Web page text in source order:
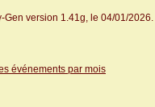
version 1.41g, le 04/01/2026.
événements par mois